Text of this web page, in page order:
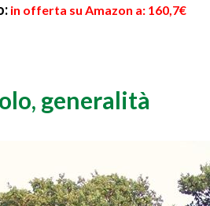
in offerta su Amazon a: 160,7€
generalità